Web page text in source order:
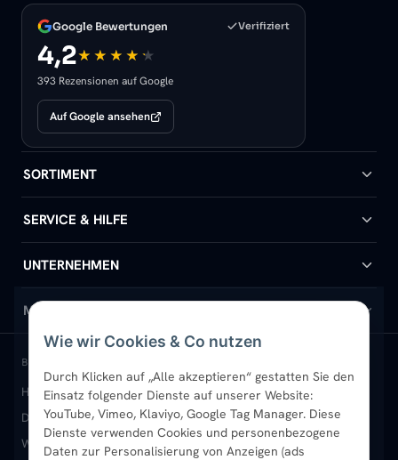
Wie wir Cookies & Co nutzen
Durch Klicken auf „Alle akzeptieren“ gestatten Sie den
Einsatz folgender Dienste auf unserer Website:
YouTube, Vimeo, Klaviyo, Google Tag Manager. Diese
Dienste verwenden Cookies und personenbezogene
Daten zur Personalisierung von Anzeigen (ads
Google Bewertungen Verifiziert
4,2
393 Rezensionen auf Google
Auf Google ansehen
SORTIMENT
Badheizkörper
Handtuchheizkörper
Design-Heizkörper
Paneelheizkörper
Vertikal-Heizkörper
Heizkörper-Zubehör
SERVICE & HILFE
Hilfe & Kontakt
Versand & Lieferung
Rückgabe & Widerruf
Garantie & Gewährleistung
Montageservice vor Ort
UNTERNEHMEN
Wir über uns
Standort & Abholung Jüchen
B2B-Kunden
Karriere
MEIN KONTO
Anmelden / Mein Konto
Merkliste
Newsletter
BELIEBTE KATEGORIEN
Heizkörper kaufenBadheizkörperHandtuchheizkörper
Design-HeizkörperPaneelheizkörperVertikal-Heizkörper
Wandheizkörper Wohnraum-Heizkörper Badheizkörper Schwarz